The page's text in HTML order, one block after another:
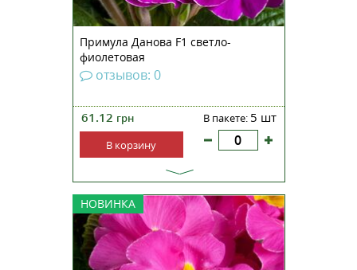
Примула Данова F1 светло-
фиолетовая
отзывов: 0
61.12 грн В пакете: 5 шт
В корзину
НОВИНКА
Примула бесстебельная Данова
F1 розовая — неприхотливое
растение, обладающее
непревзойденными
декоративными качествами.